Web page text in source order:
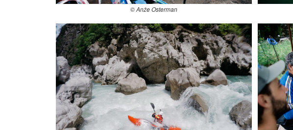
© Anže Osterman